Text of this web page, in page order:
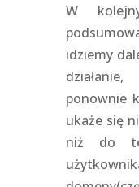
W
idziemy
ponownie
ukaże się
niż do